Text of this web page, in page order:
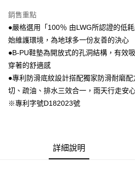
銷售重點
●嚴格選用「100％ 由LWG所認證的低
始維護環境，為地球多一份友善的決心
●B-PU鞋墊為開放式的孔洞結構，有效
穿著的舒適感
●專利防滑底紋設計搭配獨家防滑耐磨
切、疏油、排水三效合一，雨天行走安
※專利字號D182023號
詳細說明